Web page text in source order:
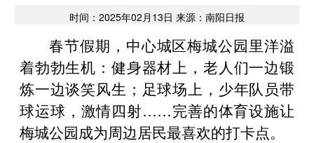
时间：2025年02月13日 来源：南阳日报
春节假期，中心城区梅城公园里洋溢
着勃勃生机：健身器材上，老人们一边锻
炼一边谈笑风生；足球场上，少年队员带
球运球，激情四射……完善的体育设施让
梅城公园成为周边居民最喜欢的打卡点。